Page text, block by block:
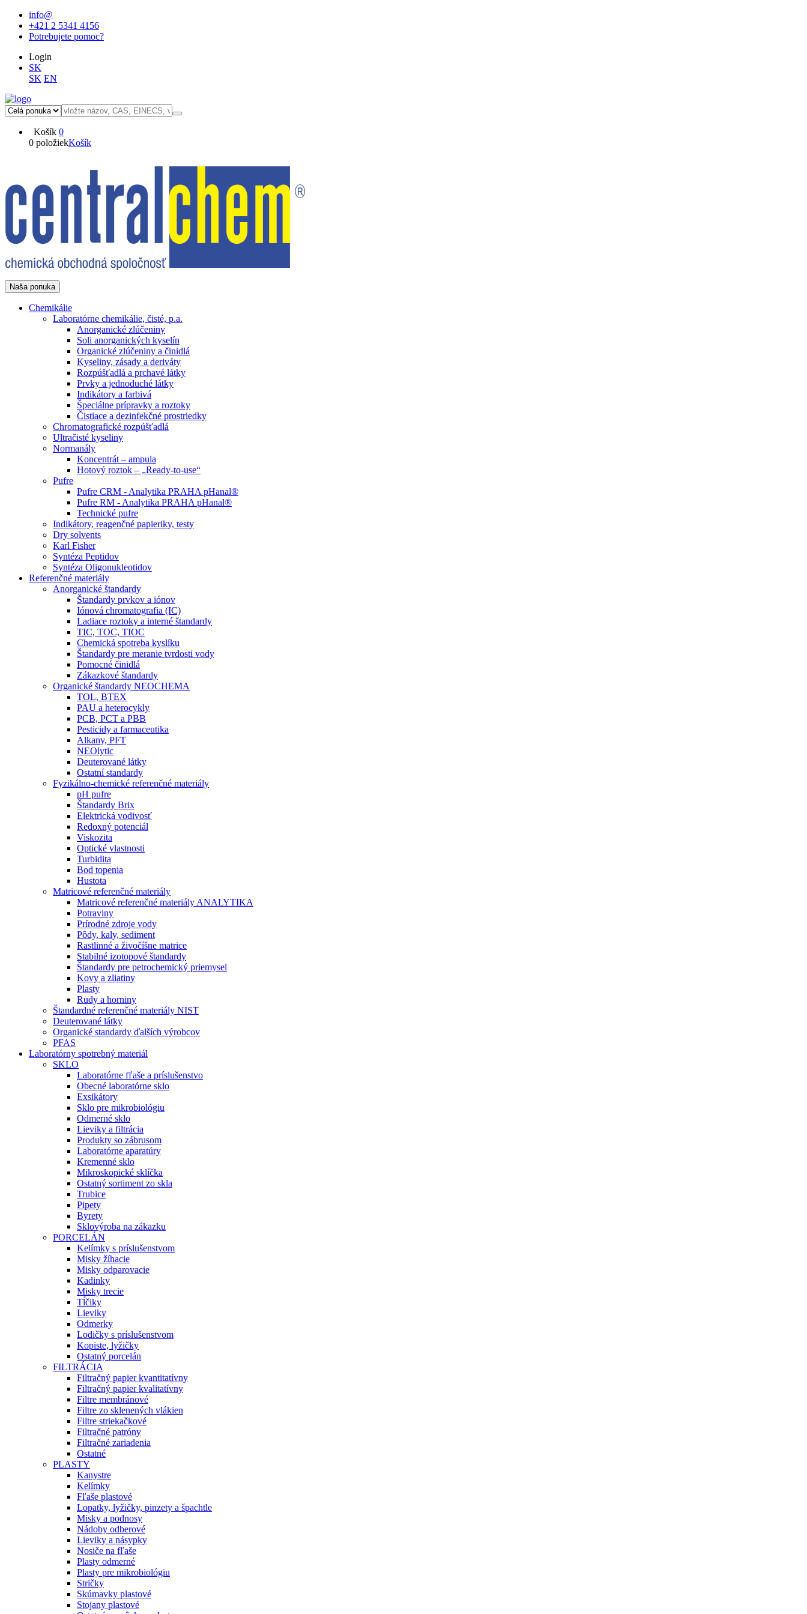
info@
+421 2 5341 4156
Potrebujete pomoc?
Login
SK
SK EN
Košík 0
0 položiekKošík
Naša ponuka
Chemikálie
Laboratórne chemikálie, čisté, p.a.
Anorganické zlúčeniny
Soli anorganických kyselín
Organické zlúčeniny a činidlá
Kyseliny, zásady a deriváty
Rozpúšťadlá a prchavé látky
Prvky a jednoduché látky
Indikátory a farbivá
Špeciálne prípravky a roztoky
Čistiace a dezinfekčné prostriedky
Chromatografické rozpúšťadlá
Ultračisté kyseliny
Normanály
Koncentrát – ampula
Hotový roztok – „Ready-to-use“
Pufre
Pufre CRM - Analytika PRAHA pHanal®
Pufre RM - Analytika PRAHA pHanal®
Technické pufre
Indikátory, reagenčné papieriky, testy
Dry solvents
Karl Fisher
Syntéza Peptidov
Syntéza Oligonukleotidov
Referenčné materiály
Anorganické štandardy
Štandardy prvkov a iónov
Iónová chromatografia (IC)
Ladiace roztoky a interné štandardy
TIC, TOC, TIOC
Chemická spotreba kyslíku
Štandardy pre meranie tvrdosti vody
Pomocné činidlá
Zákazkové štandardy
Organické štandardy NEOCHEMA
TOL, BTEX
PAU a heterocykly
PCB, PCT a PBB
Pesticidy a farmaceutika
Alkany, PFT
NEOlytic
Deuterované látky
Ostatní standardy
Fyzikálno-chemické referenčné materiály
pH pufre
Štandardy Brix
Elektrická vodivosť
Redoxný potenciál
Viskozita
Optické vlastnosti
Turbidita
Bod topenia
Hustota
Matricové referenčné materiály
Matricové referenčné materiály ANALYTIKA
Potraviny
Prírodné zdroje vody
Pôdy, kaly, sediment
Rastlinné a živočíšne matrice
Stabilné izotopové štandardy
Štandardy pre petrochemický priemysel
Kovy a zliatiny
Plasty
Rudy a horniny
Štandardné referenčné materiály NIST
Deuterované látky
Organické standardy ďalších výrobcov
PFAS
Laboratórny spotrebný materiál
SKLO
Laboratórne fľaše a príslušenstvo
Obecné laboratórne sklo
Exsikátory
Sklo pre mikrobiológiu
Odmerné sklo
Lieviky a filtrácia
Produkty so zábrusom
Laboratórne aparatúry
Kremenné sklo
Mikroskopické sklíčka
Ostatný sortiment zo skla
Trubice
Pipety
Byrety
Sklovýroba na zákazku
PORCELÁN
Kelímky s príslušenstvom
Misky žíhacie
Misky odparovacie
Kadinky
Misky trecie
Tĺčiky
Lieviky
Odmerky
Lodičky s príslušenstvom
Kopiste, lyžičky
Ostatný porcelán
FILTRÁCIA
Filtračný papier kvantitatívny
Filtračný papier kvalitatívny
Filtre membránové
Filtre zo sklenených vlákien
Filtre striekačkové
Filtračné patróny
Filtračné zariadenia
Ostatné
PLASTY
Kanystre
Kelímky
Fľaše plastové
Lopatky, lyžičky, pinzety a špachtle
Misky a podnosy
Nádoby odberové
Lieviky a násypky
Nosiče na fľaše
Plasty odmerné
Plasty pre mikrobiológiu
Stričky
Skúmavky plastové
Stojany plastové